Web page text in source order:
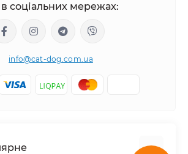
соціальних мережах:
info@cat-dog.com.ua